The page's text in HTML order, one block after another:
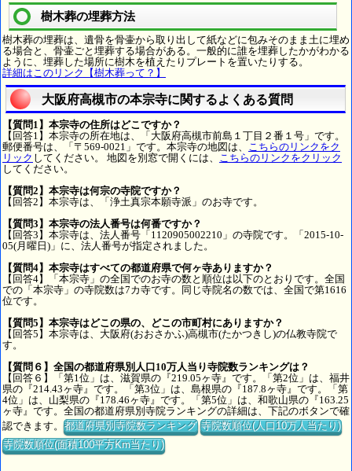
樹木葬の埋葬方法
樹木葬の埋葬は、遺骨を骨壷から取り出して紙などに包みそのまま土に埋め
る場合と、骨壷ごと埋葬する場合がある。一般的に誰を埋葬したかがわかる
ように、埋葬した場所に樹木を植えたりプレートを置いたりする。
詳細はこのリンク【樹木葬って？】
大阪府高槻市の本宗寺に関するよくある質問
【質問1】本宗寺の住所はどこですか？
【回答1】本宗寺の所在地は、「大阪府高槻市前島１丁目２番１号」です。
郵便番号は、「〒569-0021」です。本宗寺の地図は、 こちらのリンクをク
リック してください。 地図を別窓で開くには、 こちらのリンクをクリック
してください。
【質問2】本宗寺は何宗の寺院ですか？
【回答2】本宗寺は、「浄土真宗本願寺派」のお寺です。
【質問3】本宗寺の法人番号は何番ですか？
【回答3】本宗寺は、法人番号「1120905002210」の寺院です。「2015-10-
05(月曜日)」に、法人番号が指定されました。
【質問4】本宗寺はすべての都道府県で何ヶ寺ありますか？
【回答4】「本宗寺」の全国でのお寺の数と順位は以下のとおりです。全国
での「本宗寺」の寺院数は7カ寺です。同じ寺院名の数では、全国で第1616
位です。
【質問5】本宗寺はどこの県の、どこの市町村にありますか？
【回答5】本宗寺は、大阪府(おおさかふ)高槻市(たかつきし)の仏教寺院で
す。
【質問６】全国の都道府県別人口10万人当り寺院数ランキングは？
【回答６】「第1位」は、滋賀県の『219.05ヶ寺』です。「第2位」は、福井
県の『214.43ヶ寺』です。「第3位」は、島根県の『187.8ヶ寺』です。「第
4位」は、山梨県の『178.46ヶ寺』です。「第5位」は、和歌山県の『163.25
ヶ寺』です。全国の都道府県別寺院ランキングの詳細は、下記のボタンで確
認できます。都道府県別寺院数ランキング 寺院数順位(人口10万人当たり)
寺院数順位(面積100平方Km当たり)